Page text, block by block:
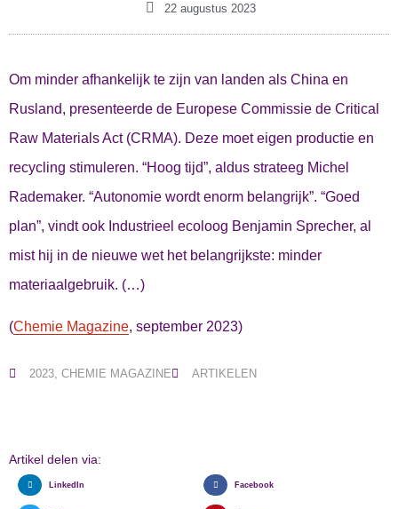
22 augustus 2023
Om minder afhankelijk te zijn van landen als China en
Rusland, presenteerde de Europese Commissie de Critical
Raw Materials Act (CRMA). Deze moet eigen productie en
recycling stimuleren. “Hoog tijd”, aldus strateeg Michel
Rademaker. “Autonomie wordt enorm belangrijk”. “Goed
plan”, vindt ook Industrieel ecoloog Benjamin Sprecher, al
mist hij in de nieuwe wet het belangrijkste: minder
materiaalgebruik. (…)
(Chemie Magazine, september 2023)
2023 CHEMIE MAGAZINE ARTIKELEN
Artikel delen via:
LinkedIn Facebook